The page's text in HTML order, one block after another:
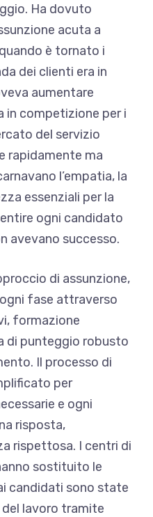
Ha dovuto
acuta a
è tornato i
dei clienti era in
aumentare
in competizione per i
del servizio
rapidamente ma
l’empatia, la
essenziali per la
ogni candidato
avevano successo.
di assunzione,
fase attraverso
formazione
di punteggio robusto
Il processo di
per
e ogni
risposta,
rispettosa. I centri di
sostituito le
candidati sono state
lavoro tramite